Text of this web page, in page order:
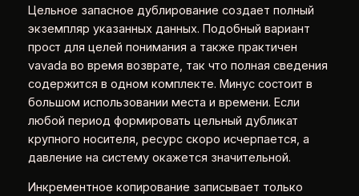
Цельное запасное дублирование создает полный
экземпляр указанных данных. Подобный вариант
прост для целей понимания а также практичен
vavada во время возврате, так что полная сведения
содержится в одном комплекте. Минус состоит в
большом использовании места и времени. Если
любой период формировать цельный дубликат
крупного носителя, ресурс скоро исчерпается, а
давление на систему окажется значительной.
Инкрементное копирование записывает только